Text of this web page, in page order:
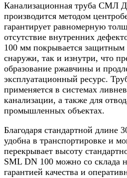
Канализационная труба СМЛ
производится методом
гарантирует равномерную
отсутствие внутренних
100 мм покрывается
снаружи, так и изнутри, что
образование ржавчины и
эксплуатационный ресурс.
применяется в системах
канализации, а также для
промышленных объектах.
Благодаря стандартной длине
удобна в транспортировке и
перекрывает высоту
SML DN 100 можно со склада
гарантией качества и